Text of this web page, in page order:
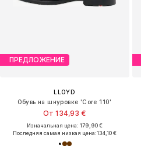
ПРЕДЛОЖЕНИЕ
LLOYD
Обувь на шнуровке 'Core 110'
От 134,93 €
Изначальная цена: 179,90 €
Последняя самая низкая цена:134,10 €